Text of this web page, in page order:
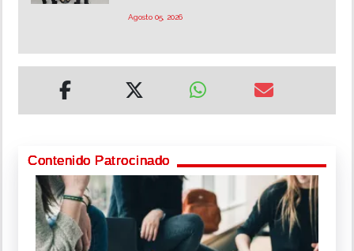
Agosto 05, 2026
Contenido Patrocinado